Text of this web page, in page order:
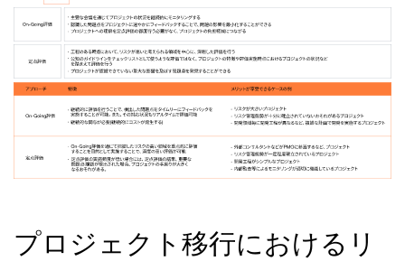
プロジェクト移行におけるリ